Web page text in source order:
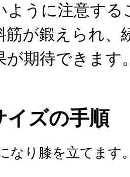
ように注意す
筋が鍛えられ、
が期待できます
イズの手順
なり膝を立てます